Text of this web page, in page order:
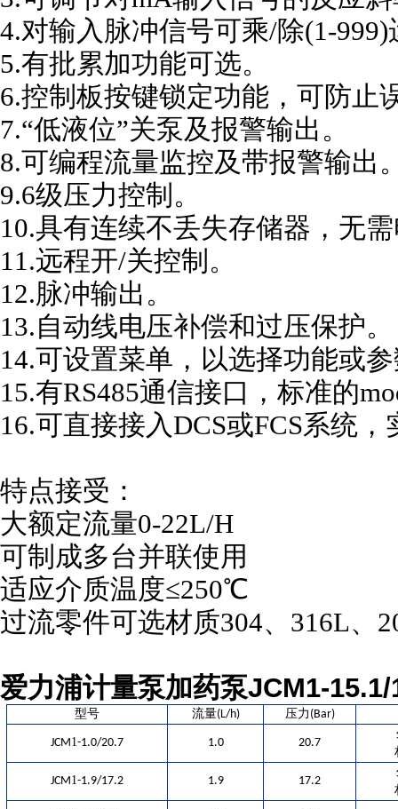
4.对输入脉冲信号可乘/除(1-999)
5.有批累加功能可选。
6.控制板按键锁定功能，可防止
7.“低液位”关泵及报警输出。
8.可编程流量监控及带报警输出
9.6级压力控制。
10.具有连续不丢失存储器，无
11.远程开/关控制。
12.脉冲输出。
13.自动线电压补偿和过压保护。
14.可设置菜单，以选择功能或
15.有RS485通信接口，标准的
16.可直接接入DCS或FCS系统
特点接受：
大额定流量0-22L/H
可制成多台并联使用
适应介质温度≤250℃
过流零件可选材质304、316L、
爱力浦计量泵加药泵JCM1-15.1/
型号 流量(L/h) 压力 (Bar)
JCM1-1.0/20.7 1.0 20.7
JCM1-1.9/17.2 1.9 17.2